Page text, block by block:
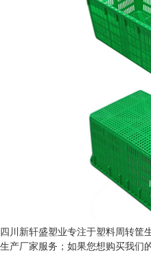
四川新轩盛塑业专注于塑料周转筐
生产厂家服务；如果您想购买我们